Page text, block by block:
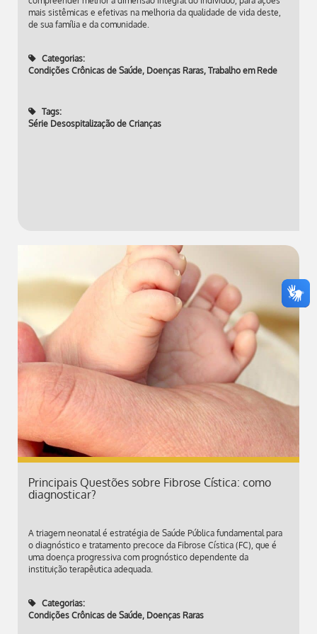
mais sistêmicas e efetivas na melhoria da qualidade de vida deste,
de sua família e da comunidade.
Categorias:
Condições Crônicas de Saúde, Doenças Raras, Trabalho em Rede
Tags:
Série Desospitalização de Crianças
Principais Questões sobre Fibrose Cística: como
diagnosticar?
A triagem neonatal é estratégia de Saúde Pública fundamental para
o diagnóstico e tratamento precoce da Fibrose Cística (FC), que é
uma doença progressiva com prognóstico dependente da
instituição terapêutica adequada.
Categorias:
Condições Crônicas de Saúde, Doenças Raras